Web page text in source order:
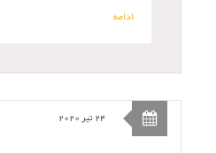
ادامه
24 تیر 2020